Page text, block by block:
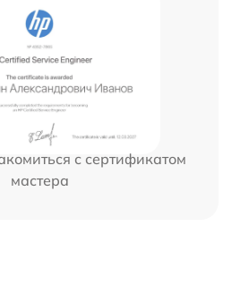
с сертификатом
мастера